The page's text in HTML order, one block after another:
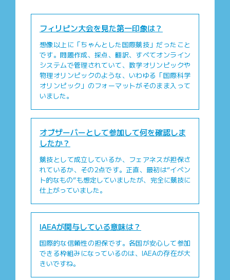
フィリピン大会を見た第一印象は？
想像以上に「ちゃんとした国際競技」だったこと
です。問題作成、採点、翻訳、すべてオンライン
システムで管理されていて、数学オリンピックや
物理オリンピックのような、いわゆる「国際科学
オリンピック」のフォーマットがそのまま入って
いました。
オブザーバーとして参加して何を確認しま
したか？
競技として成立しているか、フェアネスが担保さ
れているか、その2点です。正直、最初は“イベン
ト的なもの”も想定していましたが、完全に競技に
仕上がっていました。
IAEAが関与している意味は？
国際的な信頼性の担保です。各国が安心して参加
できる枠組みになっているのは、IAEAの存在が大
きいですね。